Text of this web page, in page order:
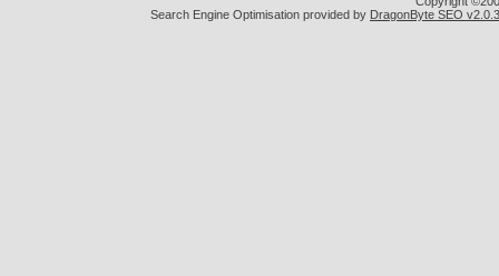
Search Engine Optimisation provided by DragonByte SEO